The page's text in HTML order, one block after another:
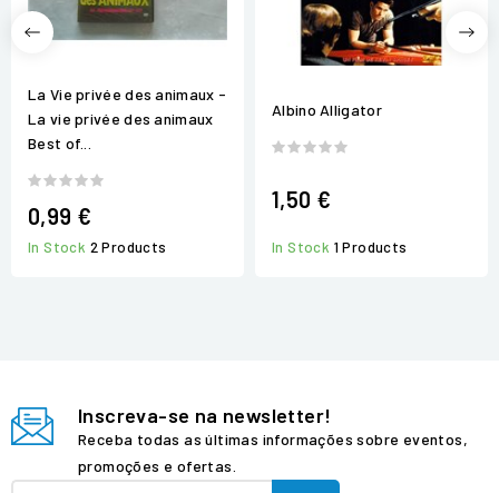
La Vie privée des animaux -
La vie privée des animaux
Best of...
0,99 €
In Stock 2 Products
Albino Alligator
1,50 €
In Stock 1 Products
Inscreva-se na newsletter!
Receba todas as últimas informações sobre eventos,
promoções e ofertas.